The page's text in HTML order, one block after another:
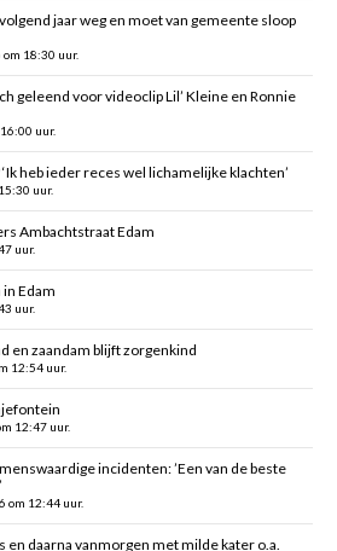
jaar weg en moet van gemeente sloop
18:30 uur.
geleend voor videoclip Lil’ Kleine en Ronnie
uur.
heb ieder reces wel lichamelijke klachten’
uur.
Ambachtstraat Edam
uur.
Edam
uur.
en zaandam blijft zorgenkind
12:54 uur.
12:47 uur.
incidenten: ’Een van de beste
om 12:44 uur.
daarna vanmorgen met milde kater o.a.